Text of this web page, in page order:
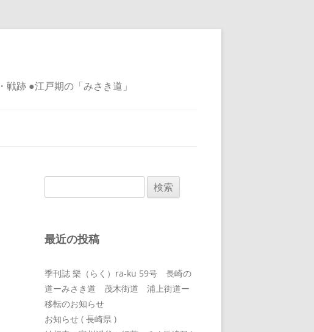
跡 ●江戸期の「みさき道」
索:
最近の投稿
季刊誌 樂（らく）ra-ku 59号 長崎の
道ーみさき道 茂木街道 浦上街道ー
移転のお知らせ
お知らせ ( 長崎県 )